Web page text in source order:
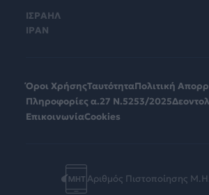
ΙΣΡΑΗΛ
ΙΡΑΝ
Όροι ΧρήσηςΤαυτότηταΠολιτική
Πληροφορίες α.27 Ν.5253/2025
ΕπικοινωνίαCookies
Αριθμός Πιστοποίησης